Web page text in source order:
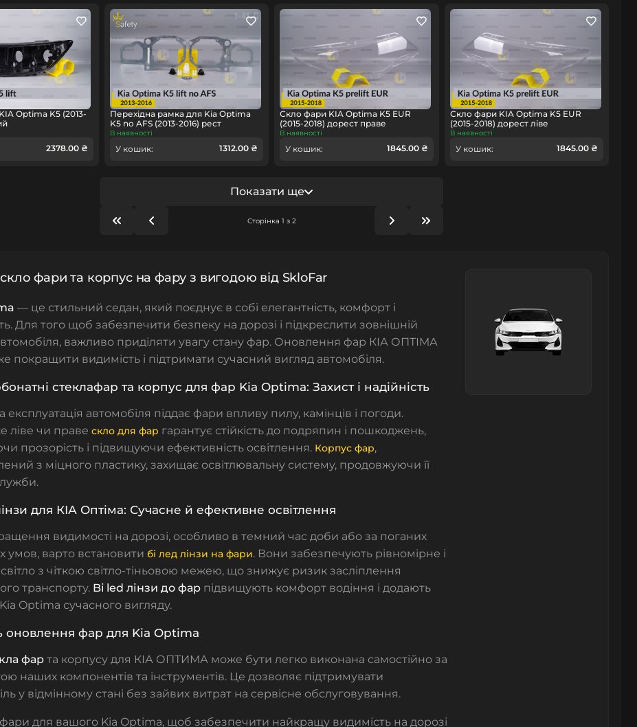
Optima K5 (2013-
2378.00 ₴
Перехідна рамка для Kia Optima
K5 no AFS (2013-2016) рест
В наявності
У кошик: 1312.00 ₴
Скло фари KIA Optima K5 EUR
(2015-2018) дорест праве
В наявності
У кошик: 1845.00 ₴
Скло фари KIA Optima K5 EUR
(2015-2018) дорест ліве
В наявності
У кошик: 1845.00 ₴
Показати ще
Сторінка 1 з 2
фари та корпус на фару з вигодою від SkloFar
— це стильний седан, який поєднує в собі елегантність, комфорт і
Для того щоб забезпечити безпеку на дорозі і підкреслити зовнішній
важливо приділяти увагу стану фар. Оновлення фар КІА ОПТІМА
покращити видимість і підтримати сучасний вигляд автомобіля.
стеклафар та корпус для фар Kia Optima: Захист і надійність
автомобіля піддає фари впливу пилу, камінців і погоди.
ліве чи праве скло для фар гарантує стійкість до подряпин і пошкоджень,
прозорість і підвищуючи ефективність освітлення. Корпус фар,
з міцного пластику, захищає освітлювальну систему, продовжуючи її
для КІА Оптіма: Сучасне й ефективне освітлення
видимості на дорозі, особливо в темний час доби або за поганих
умов, варто встановити бі лед лінзи на фари. Вони забезпечують рівномірне і
з чіткою світло-тіньовою межею, що знижує ризик засліплення
транспорту. Bi led лінзи до фар підвищують комфорт водіння і додають
Optima сучасного вигляду.
оновлення фар для Kia Optima
фар та корпусу для КІА ОПТИМА може бути легко виконана самостійно за
наших компонентів та інструментів. Це дозволяє підтримувати
у відмінному стані без зайвих витрат на сервісне обслуговування.
для вашого Kia Optima, щоб забезпечити найкращу видимість на дорозі